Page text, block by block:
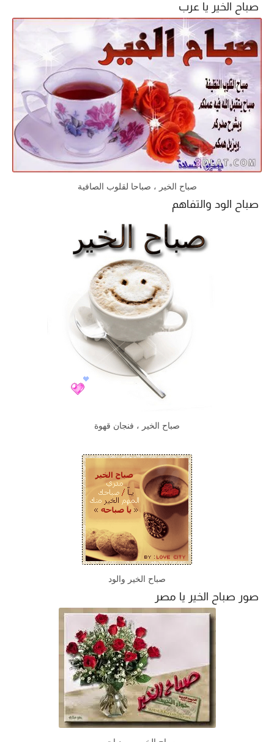
صباح الخير يا عرب
صباح الخير ، صباحا لقلوب الصافية
صباح الود والتفاهم
صباح الخير ، فنجان قهوة
صباح الخير والود
صور صباح الخير يا مصر